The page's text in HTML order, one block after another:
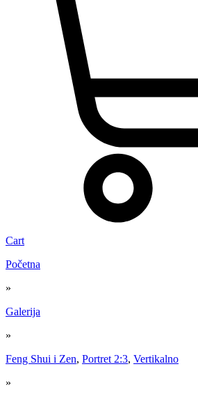
Cart
Početna
»
Galerija
»
Feng Shui i Zen, Portret 2:3, Vertikalno
»